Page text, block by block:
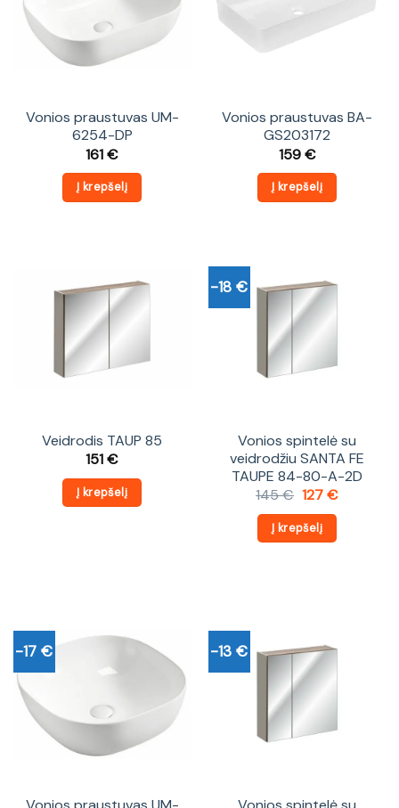
Vonios praustuvas UM-
6254-DP
161€
Į krepšelį
Vonios praustuvas BA-
GS203172
159€
Į krepšelį
Veidrodis TAUP 85
151€
Į krepšelį
-18 €
Vonios spintelė su
veidrodžiu SANTA FE
TAUPE 84-80-A-2D
145€ Original
was:
145 €.
127€Current
Į krepšelį
-17 € -13 €